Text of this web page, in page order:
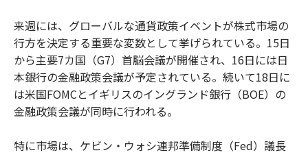
来週には、グローバルな通貨政策イベントが株式市場の
行方を決定する重要な変数として挙げられている。15日
から主要7カ国（G7）首脳会議が開催され、16日には日
本銀行の金融政策会議が予定されている。続いて18日に
は米国FOMCとイギリスのイングランド銀行（BOE）の
金融政策会議が同時に行われる。
特に市場は、ケビン・ウォシ連邦準備制度（Fed）議長